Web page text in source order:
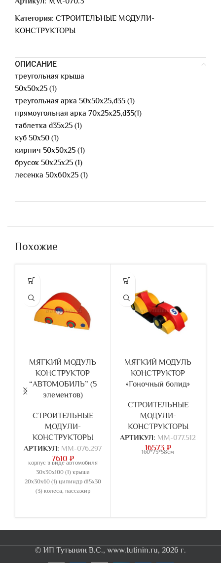
Категория: СТРОИТЕЛЬНЫЕ МОДУЛИ-
КОНСТРУКТОРЫ
ОПИСАНИЕ
треугольная крыша
50х50х25 (1)
треугольная арка 50х50х25,d35 (1)
прямоугольная арка 70х25х25,d35(1)
таблетка d35х25 (1)
куб 50х50 (1)
кирпич 50х50х25 (1)
брусок 50х25х25 (1)
лесенка 50х60х25 (1)
Похожие
МЯГКИЙ МОДУЛЬ
КОНСТРУКТОР
“АВТОМОБИЛЬ” (5
элементов)
СТРОИТЕЛЬНЫЕ
МОДУЛИ-
КОНСТРУКТОРЫ
АРТИКУЛ: ММ-076.297
7610 ₽
корпус в виде автомобиля
30х30х100 (1) крыша
20х30х60 (1) цилиндр d15х30
(3) колеса, пассажир
МЯГКИЙ МОДУЛЬ
КОНСТРУКТОР
«Гоночный болид»
СТРОИТЕЛЬНЫЕ
МОДУЛИ-
КОНСТРУКТОРЫ
АРТИКУЛ: ММ-077.512
16573₽
160*75*58см
© ИП Тутынин В.С., www.tutinin.ru, 2026 г.